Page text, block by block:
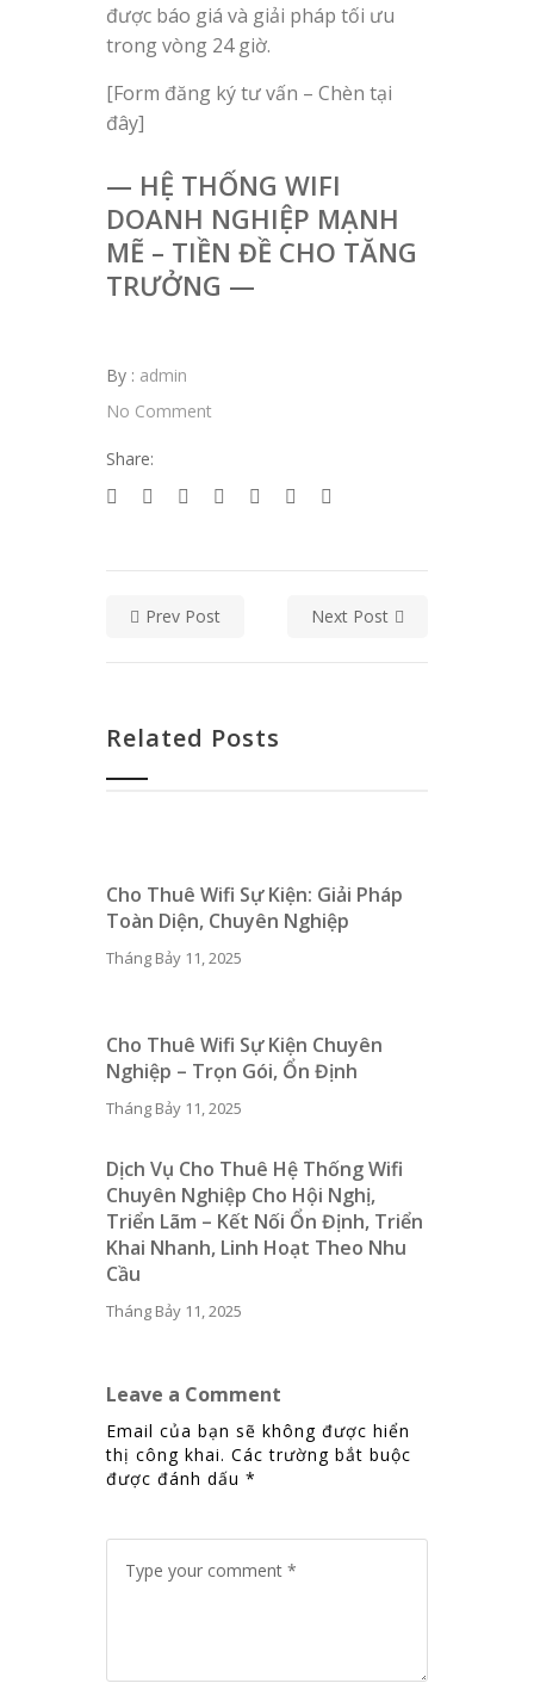
được báo giá và giải pháp tối ưu
trong vòng 24 giờ.
[Form đăng ký tư vấn – Chèn tại
đây]
— HỆ THỐNG WIFI
DOANH NGHIỆP MẠNH
MẼ – TIỀN ĐỀ CHO TĂNG
TRƯỞNG —
By : admin
No Comment
Share:
Prev Post Next Post
Related Posts
Cho Thuê Wifi Sự Kiện: Giải Pháp
Toàn Diện, Chuyên Nghiệp
Tháng Bảy 11, 2025
Cho Thuê Wifi Sự Kiện Chuyên
Nghiệp – Trọn Gói, Ổn Định
Tháng Bảy 11, 2025
Dịch Vụ Cho Thuê Hệ Thống Wifi
Chuyên Nghiệp Cho Hội Nghị,
Triển Lãm – Kết Nối Ổn Định, Triển
Khai Nhanh, Linh Hoạt Theo Nhu
Cầu
Tháng Bảy 11, 2025
Leave a Comment
Email của bạn sẽ không được hiển
thị công khai. Các trường bắt buộc
được đánh dấu *